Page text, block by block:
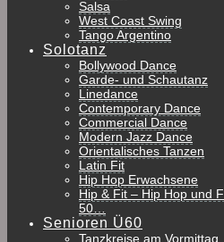
Salsa
West Coast Swing
Tango Argentino
Solotanz
Bollywood Dance
Garde- und Schautanz
Linedance
Contemporary Dance
Commercial Dance
Modern Jazz Dance
Orientalisches Tanzen
Latin Fit
Hip Hop Erwachsene
Hip & Fit – Hip Hop und
50…
Senioren Ü60
Tanzkreise am Vormittag